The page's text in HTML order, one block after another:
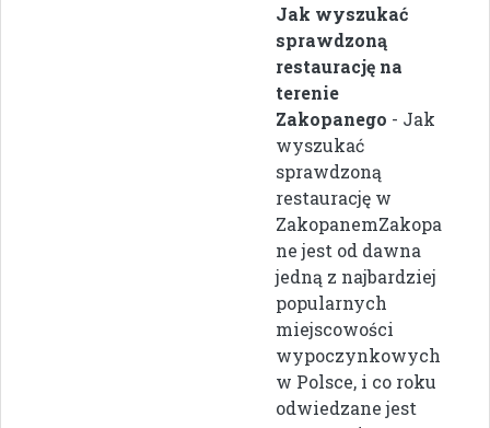
Jak wyszukać
sprawdzoną
restaurację na
terenie
Zakopanego - Jak
wyszukać
sprawdzoną
restaurację w
ZakopanemZakopa
ne jest od dawna
jedną z najbardziej
popularnych
miejscowości
wypoczynkowych
w Polsce, i co roku
odwiedzane jest